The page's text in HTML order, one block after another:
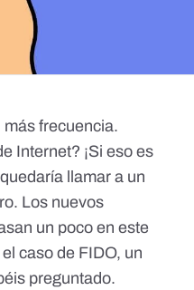
más frecuencia.
Internet? ¡Si eso es
llamar a un
Los nuevos
un poco en este
caso de FIDO, un
preguntado.